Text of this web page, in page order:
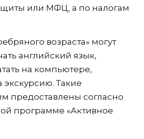
или МФЦ, а по налогам
возраста» могут
английский язык,
на компьютере,
экскурсию. Такие
предоставлены согласно
программе «Активное